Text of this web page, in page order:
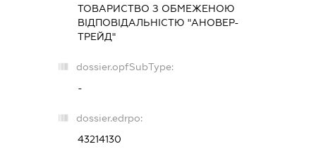
ТОВАРИСТВО З ОБМЕЖЕНОЮ
ВІДПОВІДАЛЬНІСТЮ "АНОВЕР-
ТРЕЙД"
dossier.opfSubType:
-
dossier.edrpo:
43214130